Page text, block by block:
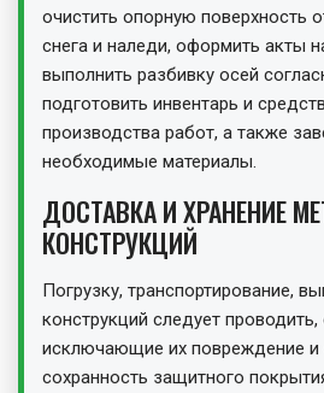
очистить опорную поверхность
снега и наледи, оформить акты
выполнить разбивку осей
подготовить инвентарь и
производства работ, а также
необходимые материалы.
ДОСТАВКА И ХРАНЕНИЕ
КОНСТРУКЦИЙ
Погрузку, транспортирование,
конструкций следует
исключающие их повреждение
сохранность защитного